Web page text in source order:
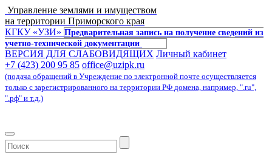
Управление землями и имуществом
на территории Приморского края
КГКУ «УЗИ» Предварительная запись на получение сведений из
учетно-технической документации
ВЕРСИЯ ДЛЯ СЛАБОВИДЯЩИХ Личный кабинет
+7 (423) 200 95 85 office@uzipk.ru
(подача обращений в Учреждение по электронной почте осуществляется
только с зарегистрированного на территории РФ домена, например, ".ru",
".рф" и т.д.)